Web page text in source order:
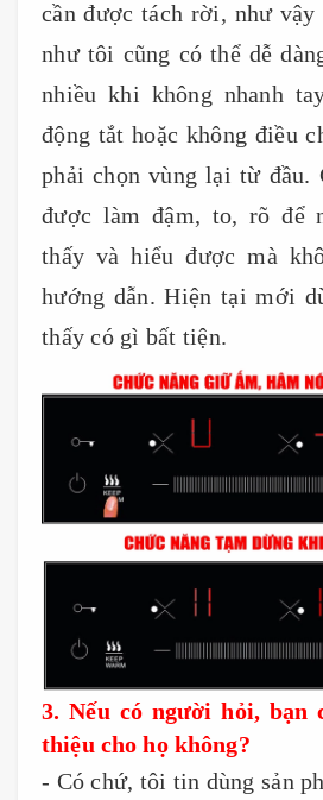
cần được tách rời, như
như tôi cũng có thể dễ
nhiều khi không nhanh
động tắt hoặc không điều
phải chọn vùng lại từ đầu.
được làm đậm, to, rõ để
thấy và hiểu được mà
hướng dẫn. Hiện tại mới
thấy có gì bất tiện.
3. Nếu có người hỏi, bạn
thiệu cho họ không?
- Có chứ, tôi tin dùng sản